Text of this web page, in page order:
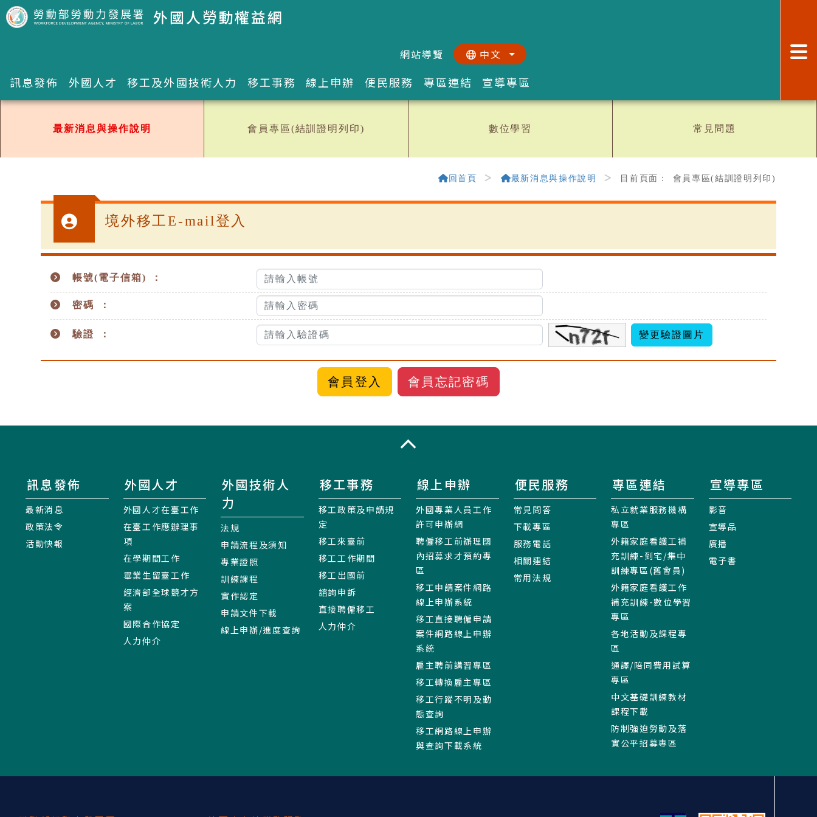
跳到主要內容區塊
跳到主要內容區塊 外國人勞動權益網
:::網站導覽 中文
訊息發佈 外國人才 移工及外國技術人力 移工事務 線上申辦 便民服務 專區連結 宣導專區
最新消息與操作說明 會員專區(結訓證明列印) 數位學習 常見問題
回首頁 最新消息與操作說明 目前頁面： 會員專區(結訓證明列印)
境外移工E-mail登入
帳號(電子信箱) ：
密碼 ：
驗證 ：
會員忘記密碼
訊息發佈
最新消息
政策法令
活動快報
外國人才
外國人才在臺工作
在臺工作應辦理事
項
在學期間工作
畢業生留臺工作
經濟部全球競才方
案
國際合作協定
人力仲介
外國技術人
力
法規
申請流程及須知
專業證照
訓練課程
實作認定
申請文件下載
線上申辦/進度查詢
移工事務
移工政策及申請規
定
移工來臺前
移工工作期間
移工出國前
諮詢申訴
直接聘僱移工
人力仲介
線上申辦
外國專業人員工作
許可申辦網
聘僱移工前辦理國
內招募求才預約專
區
移工申請案件網路
線上申辦系統
移工直接聘僱申請
案件網路線上申辦
系統
雇主聘前講習專區
移工轉換雇主專區
移工行蹤不明及動
態查詢
移工網路線上申辦
與查詢下載系統
便民服務
常見問答
下載專區
服務電話
相關連結
常用法規
專區連結
私立就業服務機構
專區
外籍家庭看護工補
充訓練-到宅/集中
訓練專區(舊會員)
外籍家庭看護工作
補充訓練-數位學習
專區
各地活動及課程專
區
通譯/陪同費用試算
專區
中文基礎訓練教材
課程下載
防制強迫勞動及落
實公平招募專區
宣導專區
影音
宣導品
廣播
電子書